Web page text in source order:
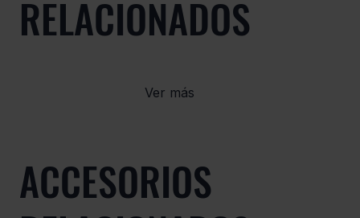
RELACIONADOS
Ver más
ACCESORIOS